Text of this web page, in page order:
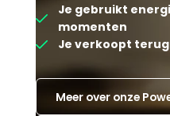
Je gebruikt
momenten
Je verkoopt
Meer over onze